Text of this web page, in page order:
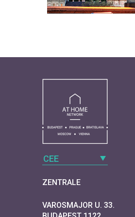
CEE
ZENTRALE
VAROSMAJOR U. 33.